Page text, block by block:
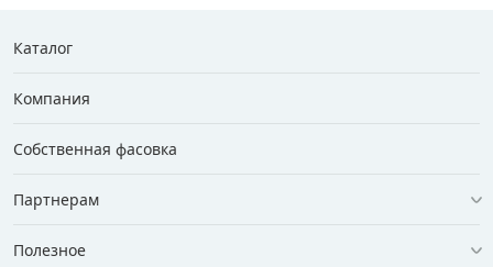
Каталог
Компания
Собственная фасовка
Партнерам
Полезное